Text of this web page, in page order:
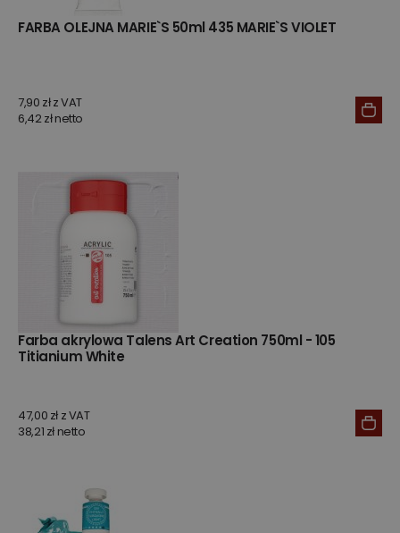
FARBA OLEJNA MARIE`S 50ml 435 MARIE`S VIOLET
7,90 zł z VAT
6,42 zł netto
Farba akrylowa Talens Art Creation 750ml - 105
Titianium White
47,00 zł z VAT
38,21 zł netto